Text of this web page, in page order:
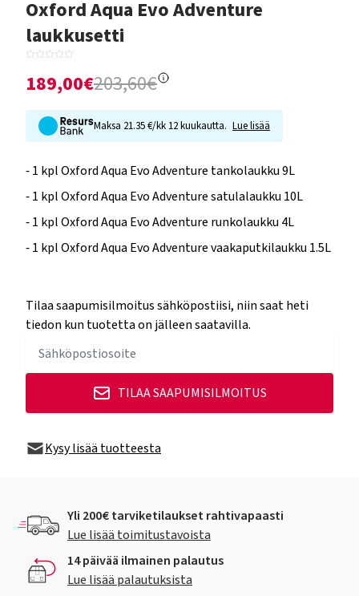
Oxford Aqua Evo Adventure
laukkusetti
189,00€203,60€
Maksa 21.35 €/kk 12 kuukautta. Lue lisää
⁃ 1 kpl Oxford Aqua Evo Adventure tankolaukku 9L
⁃ 1 kpl Oxford Aqua Evo Adventure satulalaukku 10L
⁃ 1 kpl Oxford Aqua Evo Adventure runkolaukku 4L
⁃ 1 kpl Oxford Aqua Evo Adventure vaakaputkilaukku 1.5L
Tilaa saapumisilmoitus sähköpostiisi, niin saat heti
tiedon kun tuotetta on jälleen saatavilla.
TILAA SAAPUMISILMOITUS
Kysy lisää tuotteesta
Yli 200€ tarviketilaukset rahtivapaasti
Lue lisää toimitustavoista
14 päivää ilmainen palautus
Lue lisää palautuksista